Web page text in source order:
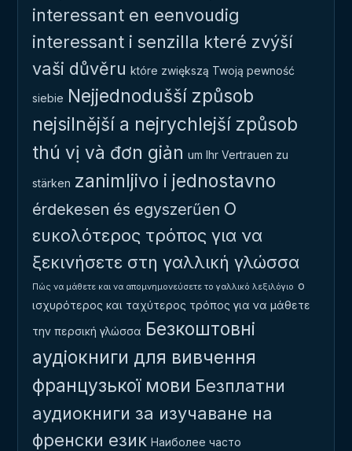
interessant en eenvoudig
interessant i senzilla které zvýší
vaši důvěru które zwiększą Twoją pewność
siebie Nejjednodušší způsob
nejsilnější a nejrychlejší způsob
thú vị và đơn giản um Ihr Vertrauen zu
stärken zanimljivo i jednostavno
érdekesen és egyszerűen Ο
ευκολότερος τρόπος για να
ξεκινήσετε στη γαλλική γλώσσα
Πώς να μάθετε και να απομνημονεύσετε το γαλλικό λεξιλόγιο ο
ισχυρότερος και ταχύτερος τρόπος για να μάθετε
την περσική γλώσσα Безкоштовні
аудіокниги для вивчення
французької мови Безплатни
аудиокниги за изучаване на
френски език Наиболее часто